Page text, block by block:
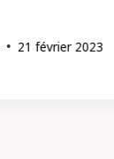
21 février 2023